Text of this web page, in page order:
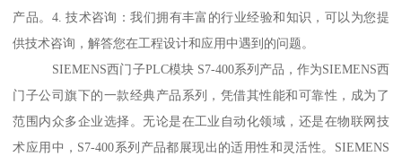
产品。4. 技术咨询：我们拥有丰富的行业经验和知识，可以为您提
供技术咨询，解答您在工程设计和应用中遇到的问题。
SIEMENS西门子PLC模块 S7-400系列产品，作为SIEMENS西
门子公司旗下的一款经典产品系列，凭借其性能和可靠性，成为了
范围内众多企业选择。无论是在工业自动化领域，还是在物联网技
术应用中，S7-400系列产品都展现出的适用性和灵活性。SIEMENS